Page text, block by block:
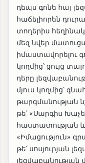
դեպս գոնե հայ
հաճելիորեն
տողերիս
մեզ նվեր
իմաստավորելու
կողմից՝ ցույց
դերը
մյուս կողմից՝
թարգմանության
թե՛ «Սարգիս
հաստատության և
«Իմացություն»
թե՛ սոսյուրյան
լեզվաբանության